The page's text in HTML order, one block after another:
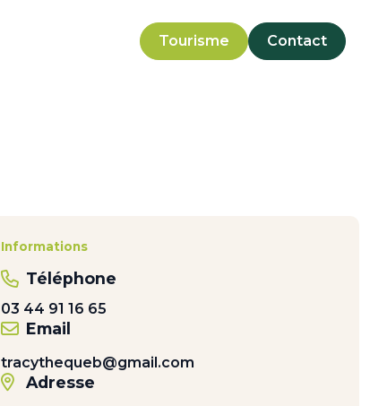
Tourisme Contact
Informations
Téléphone
03 44 91 16 65
Email
tracythequeb@gmail.com
Adresse